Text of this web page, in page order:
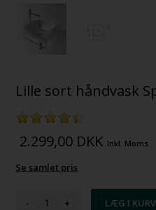
Lille sort håndvask
2.299,00 DKK Inkl. Moms
Se samlet pris
- +